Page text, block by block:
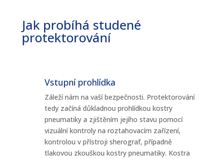
Jak probíhá studené
protektorování
Vstupní prohlídka
Záleží nám na vaší bezpečnosti. Protektorování
tedy začíná důkladnou prohlídkou kostry
pneumatiky a zjištěním jejího stavu pomocí
vizuální kontroly na roztahovacím zařízení,
kontrolou v přístroji sherograf, případně
tlakovou zkouškou kostry pneumatiky. Kostra